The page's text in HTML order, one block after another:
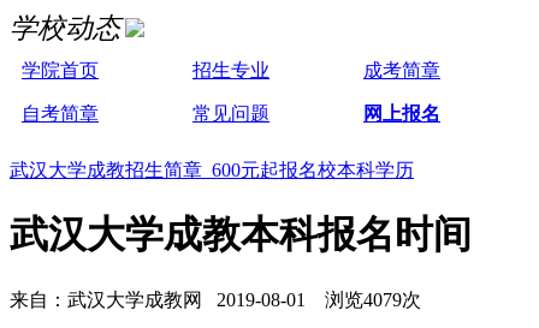
学校动态
学院首页 招生专业 成考简章
自考简章 常见问题 网上报名
武汉大学成教招生简章 600元起报名校本科学历
武汉大学成教本科报名时间
来自：武汉大学成教网 2019-08-01 浏览4079次